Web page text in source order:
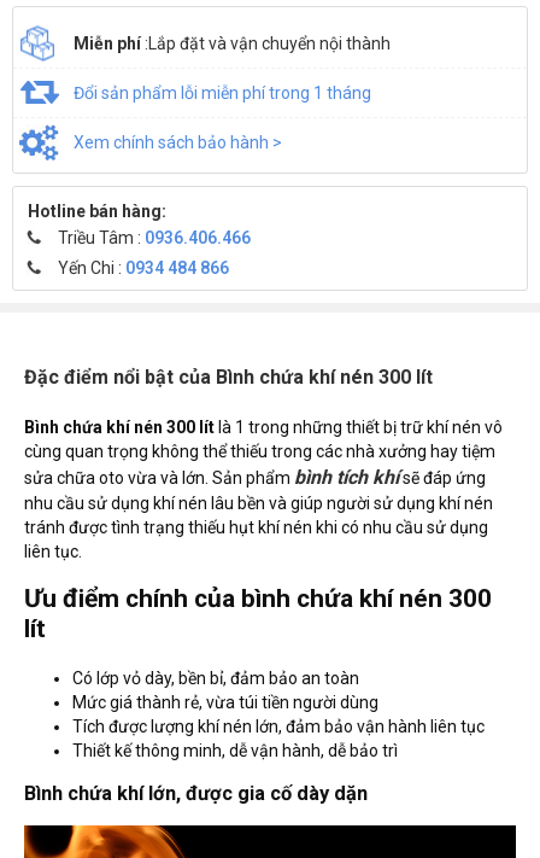
Miễn phí:Lắp đặt và vận chuyển nội thành
Đổi sản phẩm lỗi miễn phí trong 1 tháng
Xem chính sách bảo hành >
Hotline bán hàng:
Triều Tâm : 0936.406.466
Yến Chi : 0934 484 866
Đặc điểm nổi bật của Bình chứa khí nén 300 lít
Bình chứa khí nén 300 lít là 1 trong những thiết bị trữ khí nén vô
cùng quan trọng không thể thiếu trong các nhà xưởng hay tiệm
sửa chữa oto vừa và lớn. Sản phẩm bình tích khísẽ đáp ứng
nhu cầu sử dụng khí nén lâu bền và giúp người sử dụng khí nén
tránh được tình trạng thiếu hụt khí nén khi có nhu cầu sử dụng
liên tục.
Ưu điểm chính của bình chứa khí nén 300
lít
Có lớp vỏ dày, bền bỉ, đảm bảo an toàn
Mức giá thành rẻ, vừa túi tiền người dùng
Tích được lượng khí nén lớn, đảm bảo vận hành liên tục
Thiết kế thông minh, dễ vận hành, dễ bảo trì
Bình chứa khí lớn, được gia cố dày dặn